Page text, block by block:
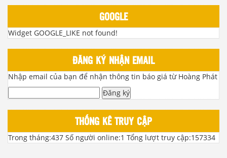
GOOGLE
Widget GOOGLE_LIKE not found!
ĐĂNG KÝ NHẬN EMAIL
Nhập email của bạn để nhận thông tin báo giá từ Hoàng Phát
Đăng ký
THỐNG KÊ TRUY CẬP
Trong tháng:437 Số người online:1 Tổng lượt truy cập:157334